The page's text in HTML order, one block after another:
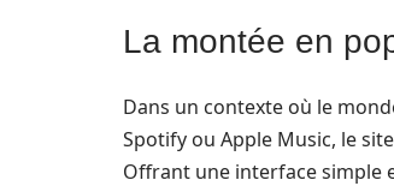
La montée en
Dans un contexte où le
Spotify ou Apple Music, le site
Offrant une interface simple